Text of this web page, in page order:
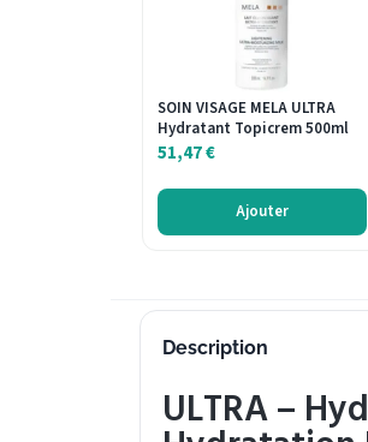
SOIN VISAGE MELA ULTRA
Hydratant Topicrem 500ml
51,47€
Ajouter
Description
ULTRA –